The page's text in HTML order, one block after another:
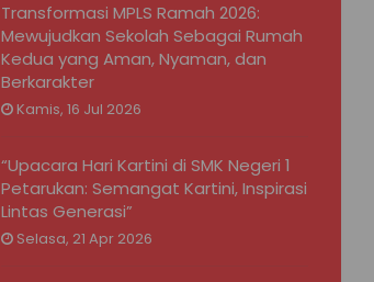
Transformasi MPLS Ramah 2026:
Mewujudkan Sekolah Sebagai Rumah
Kedua yang Aman, Nyaman, dan
Berkarakter
Kamis, 16 Jul 2026
“Upacara Hari Kartini di SMK Negeri 1
Petarukan: Semangat Kartini, Inspirasi
Lintas Generasi”
Selasa, 21 Apr 2026